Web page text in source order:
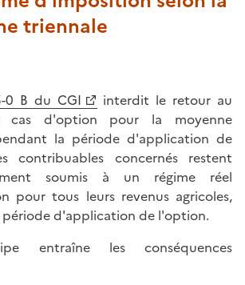
triennale
0 B du CGI
interdit le retour au
cas d'option pour la moyenne
la période d'application de
contribuables concernés restent
soumis à un régime réel
pour tous leurs revenus agricoles,
d'application de l'option.
entraîne les conséquences